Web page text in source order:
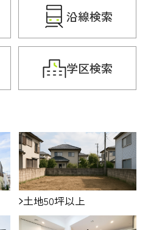
沿線検索
学区検索
土地50坪以上